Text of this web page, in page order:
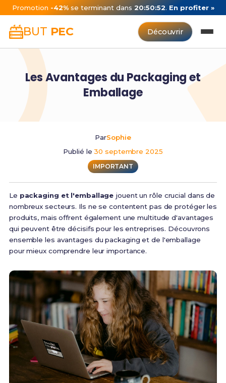
Promotion -42%se terminant dans 20:50:52. En profiter »
BUT PEC Découvrir
Les Avantages du Packaging et
Emballage
ParSophie
Publié le30 septembre 2025
IMPORTANT
Le packaging et l'emballage jouent un rôle crucial dans de
nombreux secteurs. Ils ne se contentent pas de protéger les
produits, mais offrent également une multitude d'avantages
qui peuvent être décisifs pour les entreprises. Découvrons
ensemble les avantages du packaging et de l'emballage
pour mieux comprendre leur importance.